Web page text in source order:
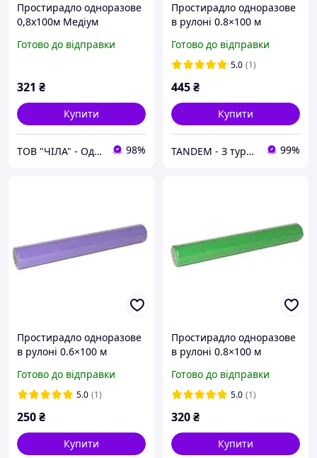
Простирадло одноразове
0,8х100м Медіум
Готово до відправки
321 ₴
Купити
ТОВ "ЧІЛА" - Одноразова продукція 98%
Простирадло одноразове
в рулоні 0.8×100 м
малинове для масажу,
косметології, кушетки
Готово до відправки
5.0 (1)
445₴
Купити
TANDEM - З турботою про Вас та ваших клієнтів 99%
Простирадло одноразове
в рулоні 0.6×100 м
фіолетове для масажу,
косметології, кушетки
Готово до відправки
5.0 (1)
250₴
Купити
Простирадло одноразове
в рулоні 0.8×100 м
зелене для масажу,
косметології, кушетки
Готово до відправки
5.0 (1)
320₴
Купити